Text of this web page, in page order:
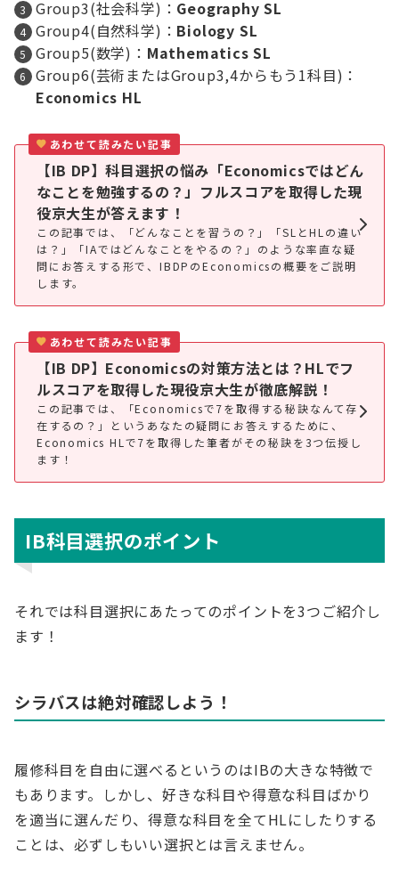
Group3(社会科学)： Geography SL
Group4(自然科学)： Biology SL
Group5(数学)： Mathematics SL
Group6(芸術またはGroup3,4からもう1科目)：
Economics HL
あわせて読みたい記事
【IB DP】科目選択の悩み「Economicsではどん
なことを勉強するの？」フルスコアを取得した現
役京大生が答えます！
この記事では、「どんなことを習うの？」「SLとHLの違い
は？」「IAではどんなことをやるの？」のような率直な疑
問にお答えする形で、IBDPのEconomicsの概要をご説明
します。
あわせて読みたい記事
【IB DP】Economicsの対策方法とは？HLでフ
ルスコアを取得した現役京大生が徹底解説！
この記事では、「Economicsで7を取得する秘訣なんて存
在するの？」というあなたの疑問にお答えするために、
Economics HLで7を取得した筆者がその秘訣を3つ伝授し
ます！
IB科目選択のポイント
それでは科目選択にあたってのポイントを3つご紹介し
ます！
シラバスは絶対確認しよう！
履修科目を自由に選べるというのはIBの大きな特徴で
もあります。しかし、好きな科目や得意な科目ばかり
を適当に選んだり、得意な科目を全てHLにしたりする
ことは、必ずしもいい選択とは言えません。